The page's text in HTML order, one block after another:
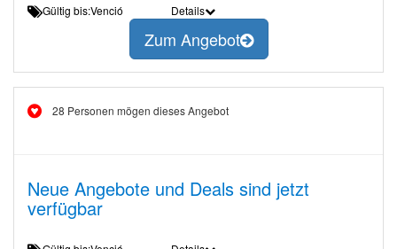
Gültig bis:Venció Details
Zum Angebot
28 Personen mögen dieses Angebot
Neue Angebote und Deals sind jetzt
verfügbar